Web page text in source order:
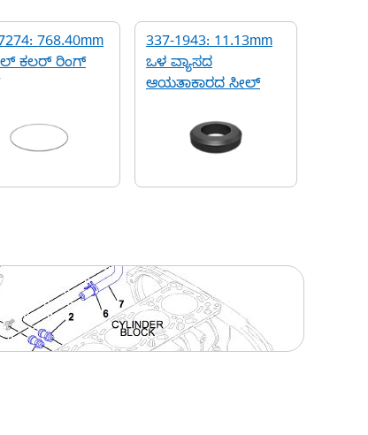
768.40mm
ಕಲರ್ ರಿಂಗ್
337-1943: 11.13mm
ಒಳ ವ್ಯಾಸದ
ಆಯತಾಕಾರದ ಸೀಲ್